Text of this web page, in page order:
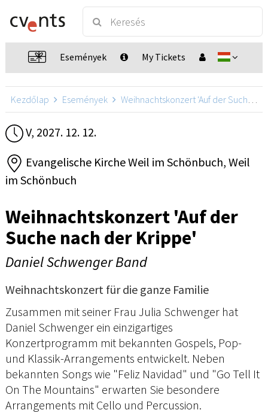
Események My Tickets
Kezdőlap Események Weihnachtskonzert 'Auf der Suche nach der Krippe'
V, 2027. 12. 12.
Evangelische Kirche Weil im Schönbuch, Weil
im Schönbuch
Weihnachtskonzert 'Auf der
Suche nach der Krippe'
Daniel Schwenger Band
Weihnachtskonzert für die ganze Familie
Zusammen mit seiner Frau Julia Schwenger hat
Daniel Schwenger ein einzigartiges
Konzertprogramm mit bekannten Gospels, Pop-
und Klassik-Arrangements entwickelt. Neben
bekannten Songs wie "Feliz Navidad" und "Go Tell It
On The Mountains" erwarten Sie besondere
Arrangements mit Cello und Percussion.